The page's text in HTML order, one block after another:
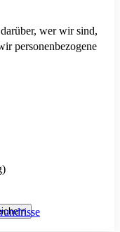
wer wir sind,
personenbezogene